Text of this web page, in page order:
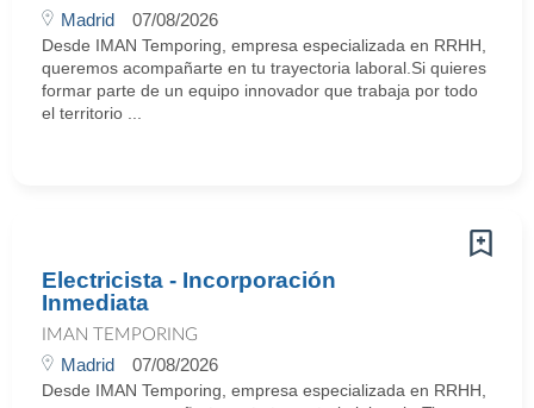
Madrid 07/08/2026
Desde IMAN Temporing, empresa especializada en RRHH,
queremos acompañarte en tu trayectoria laboral.Si quieres
formar parte de un equipo innovador que trabaja por todo
el territorio ...
Electricista - Incorporación
Inmediata
IMAN TEMPORING
Madrid 07/08/2026
Desde IMAN Temporing, empresa especializada en RRHH,